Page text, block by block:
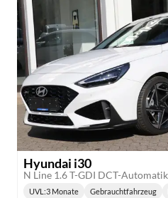
Hyundai i30
UVL :3 Monate Gebrauchtfahrzeug